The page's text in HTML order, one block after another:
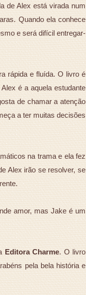
de Alex está virada num
Quando ela conhece
e será difícil entregar-
rápida e fluída. O livro é
é a aquela estudante
de chamar a atenção
a ter muitas decisões
na trama e ela fez
Alex irão se resolver, se
amor, mas Jake é um
Editora Charme. O livro
pela bela história e